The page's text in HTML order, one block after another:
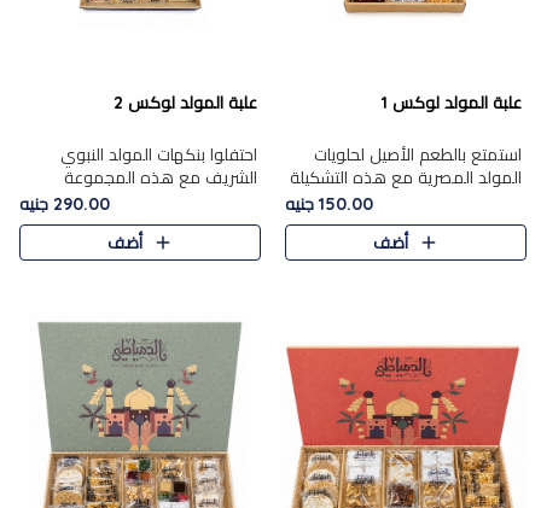
علبة المولد لوكس 1
استمتع بالطعم الأصيل لحلويات
المولد المصرية مع هذه التشكيلة
المختارة بعناية من 9 قطع. تتضمن
التشكيلة جوزرية مع فول،ملبان
150.00 جنيه
أضف
علبة المولد لوكس 2
احتفلوا بنكهات المولد النبوي
الشريف مع هذه المجموعة
الفاخرة المكونة من 19 قطعة،
والتي تم اختيارها بعناية فائقة لتُبرز
تشكيلة واسعة من الحلويات
290.00 جنيه
أضف